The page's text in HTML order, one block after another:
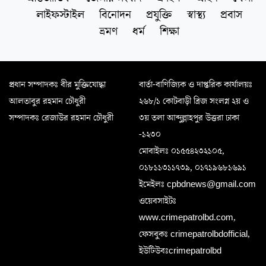
লাইফস্টাইল
বিনোদন প্রযুক্তি স্বাস্থ্য
প্রবাস
ভ্রমণ
ধর্ম শিক্ষা
প্রধান সম্পাদকঃ বীর মুক্তিযোদ্ধা
আলতাবুর রহমান চৌধুরী
সম্পাদকঃ রেজাউর রহমান চৌধুরী
বার্তা-বাণিজ্যিক ও দাপ্তরিক কার্যালয়ঃ
২৬৮/১ কোটবাড়ী ব্রিজ সংলগ্ন ২য় ও
৩য় তলা আব্দুল্লাহপুর উত্তরা ঢাকা
-১২৩০
মোবাইলঃ ০১৫৫৪২৩২১০৫,
০১৮১১৩১১৭৩৯, ০১৭১৯৬৮১৬৯১
ইমেইলঃ cpbdnews@gmail.com
ওয়েবসাইটঃ
www.crimepatrolbd.com,
ফেসবুকঃ crimepatrolbdofficial,
ইউটিউবঃcrimepatrolbd